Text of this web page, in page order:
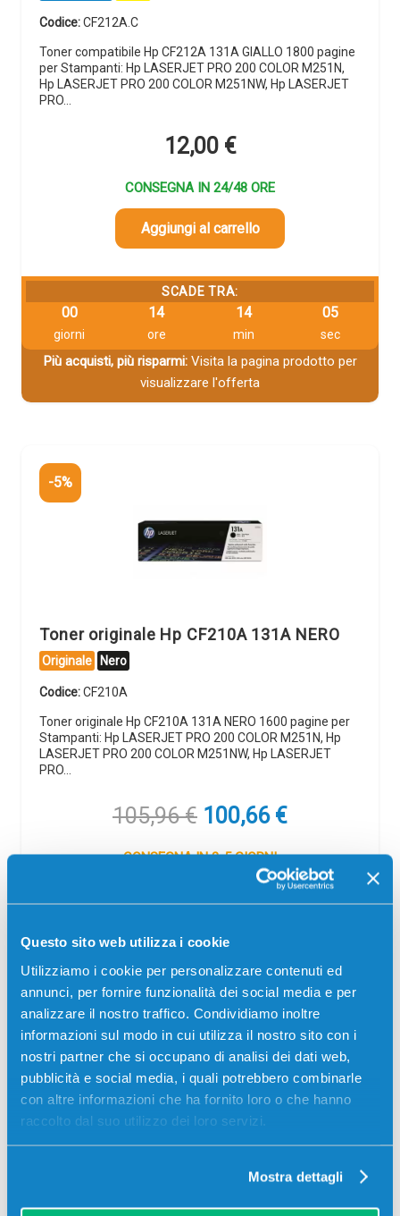
Questo sito web utilizza i cookie
Utilizziamo i cookie per personalizzare contenuti ed
annunci, per fornire funzionalità dei social media e per
analizzare il nostro traffico. Condividiamo inoltre
informazioni sul modo in cui utilizza il nostro sito con i
nostri partner che si occupano di analisi dei dati web,
pubblicità e social media, i quali potrebbero combinarle
con altre informazioni che ha fornito loro o che hanno
raccolto dal suo utilizzo dei loro servizi.
Mostra dettagli
Codice:CF212A.C
Toner compatibile Hp CF212A 131A GIALLO 1800 pagine
per Stampanti: Hp LASERJET PRO 200 COLOR M251N,
Hp LASERJET PRO 200 COLOR M251NW, Hp LASERJET
PRO…
12,00 €
CONSEGNA IN 24/48 ORE
Aggiungi al carrello
SCADE TRA:
00
giorni
14
ore
14
min
04
sec
Più acquisti, più risparmi:Visita la pagina prodotto per
visualizzare l'offerta
-5%
Toner originale Hp CF210A 131A NERO
Originale Nero
Codice:CF210A
Toner originale Hp CF210A 131A NERO 1600 pagine per
Stampanti: Hp LASERJET PRO 200 COLOR M251N, Hp
LASERJET PRO 200 COLOR M251NW, Hp LASERJET
PRO…
105,96€ Il
originale
105,96 €.
100,66 €Il
attuale
è:
100,66 €.
CONSEGNA IN 3-5 GIORNI
Spedizione gratuita
SCADE TRA:
00
giorni
14
ore
34
min sec
-5%